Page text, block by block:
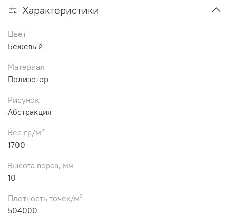
Характеристики
Цвет
Бежевый
Материал
Полиэстер
Рисунок
Абстракция
Вес гр/м²
1700
Высота ворса, мм
10
Плотность точек/м²
504000